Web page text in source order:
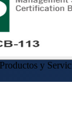
y